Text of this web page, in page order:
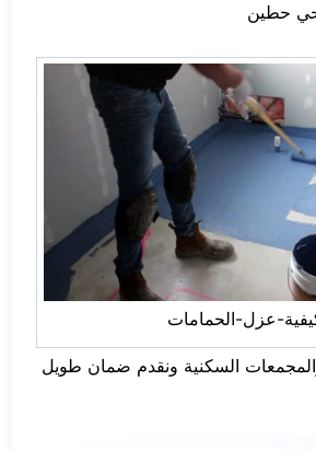
حطين
عزل-الحمامات
السكنية ونقدم ضمان طويل